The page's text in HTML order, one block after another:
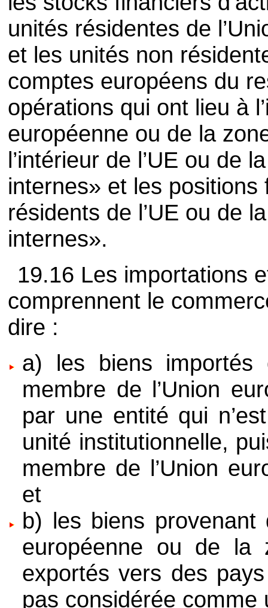
unités résidentes de
et les unités non
comptes européens du
opérations qui ont lieu à
européenne ou de la
l’intérieur de l’UE ou de
internes» et les
résidents de l’UE ou de
internes».
19.16 Les importations
comprennent le
dire :
a) les biens
membre de l’Union
par une entité qui
unité institutionnelle,
membre de l’Union
et
b) les biens provenant
européenne ou de la
exportés vers des
pas considérée